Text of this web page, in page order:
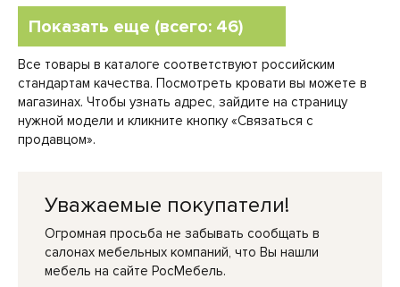
Показать еще (всего: 46)
Все товары в каталоге соответствуют российским
стандартам качества. Посмотреть кровати вы можете в
магазинах. Чтобы узнать адрес, зайдите на страницу
нужной модели и кликните кнопку «Связаться с
продавцом».
Уважаемые покупатели!
Огромная просьба не забывать сообщать в
салонах мебельных компаний, что Вы нашли
мебель на сайте РосМебель.